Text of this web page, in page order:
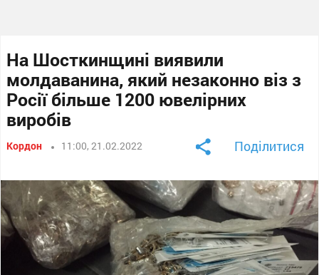
На Шосткинщині виявили
молдаванина, який незаконно віз з
Росії більше 1200 ювелірних
виробів
Кордон 11:00, 21.02.2022 Поділитися